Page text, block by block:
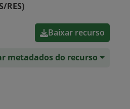
RES)
Baixar recurso
metadados do recurso